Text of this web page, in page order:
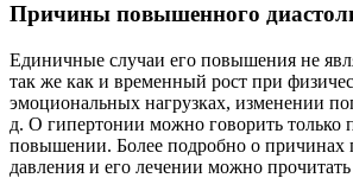
Причины повышенного
Единичные случаи его повышения не
так же как и временный рост при
эмоциональных нагрузках, изменении
д. О гипертонии можно говорить только
повышении. Более подробно о
давления и его лечении можно прочитать